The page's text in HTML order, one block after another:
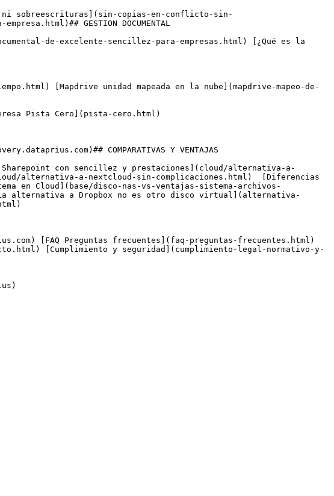
GESTION DOCUMENTAL
alternativa-a-nextcloud-sin-complicaciones.html)  [Diferencias
en Cloud](base/disco-nas-vs-ventajas-sistema-archivos-
alternativa a Dropbox no es otro disco virtual](alternativa-
[Cumplimiento y seguridad](cumplimiento-legal-normativo-y-